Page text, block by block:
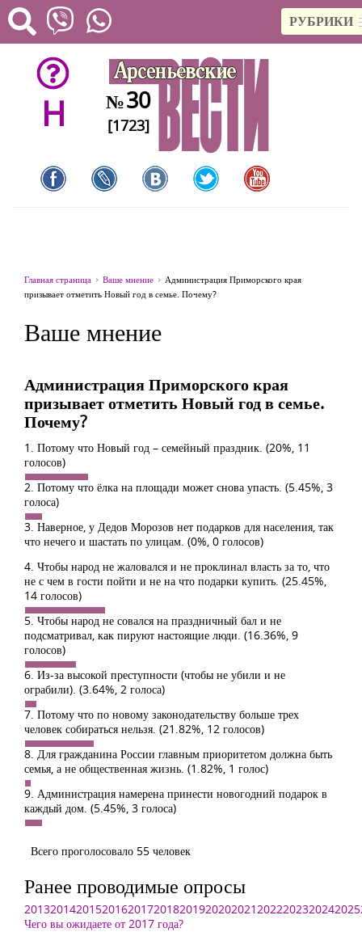
РУБРИКИ
H №30
[1723]
Главная страница Ваше мнение
Администрация Приморского края
призывает отметить Новый год в семье. Почему?
Ваше мнение
Администрация Приморского края
призывает отметить Новый год в семье.
Почему?
1. Потому что Новый год – семейный праздник. (20%, 11
голосов)
2. Потому что ёлка на площади может снова упасть. (5.45%, 3
голоса)
3. Наверное, у Дедов Морозов нет подарков для населения, так
что нечего и шастать по улицам. (0%, 0 голосов)
4. Чтобы народ не жаловался и не проклинал власть за то, что
не с чем в гости пойти и не на что подарки купить. (25.45%,
14 голосов)
5. Чтобы народ не совался на праздничный бал и не
подсматривал, как пируют настоящие люди. (16.36%, 9
голосов)
6. Из-за высокой преступности (чтобы не убили и не
ограбили). (3.64%, 2 голоса)
7. Потому что по новому законодательству больше трех
человек собираться нельзя. (21.82%, 12 голосов)
8. Для гражданина России главным приоритетом должна быть
семья, а не общественная жизнь. (1.82%, 1 голос)
9. Администрация намерена принести новогодний подарок в
каждый дом. (5.45%, 3 голоса)
Всего проголосовало 55 человек
Ранее проводимые опросы
2013201420152016201720182019202020212022202320242025
Чего вы ожидаете от 2017 года?